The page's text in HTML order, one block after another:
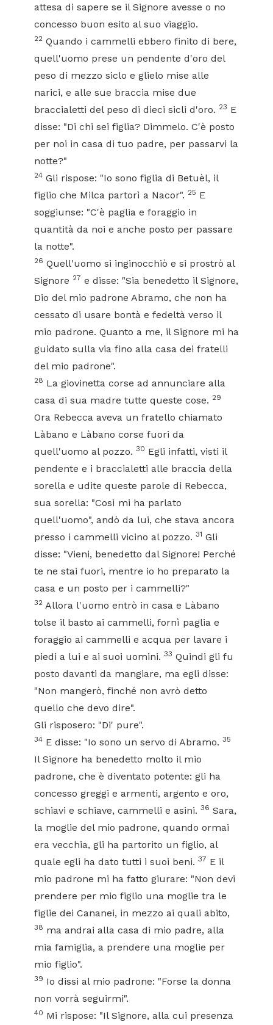
attesa di sapere se il Signore avesse o no
concesso buon esito al suo viaggio.
22 Quando i cammelli ebbero finito di bere,
quell'uomo prese un pendente d'oro del
peso di mezzo siclo e glielo mise alle
narici, e alle sue braccia mise due
braccialetti del peso di dieci sicli d'oro. 23 E
disse: "Di chi sei figlia? Dimmelo. C'è posto
per noi in casa di tuo padre, per passarvi la
notte?"
24 Gli rispose: "Io sono figlia di Betuèl, il
figlio che Milca partorì a Nacor". 25 E
soggiunse: "C'è paglia e foraggio in
quantità da noi e anche posto per passare
la notte".
26 Quell'uomo si inginocchiò e si prostrò al
Signore 27 e disse: "Sia benedetto il Signore,
Dio del mio padrone Abramo, che non ha
cessato di usare bontà e fedeltà verso il
mio padrone. Quanto a me, il Signore mi ha
guidato sulla via fino alla casa dei fratelli
del mio padrone".
28 La giovinetta corse ad annunciare alla
casa di sua madre tutte queste cose. 29
Ora Rebecca aveva un fratello chiamato
Làbano e Làbano corse fuori da
quell'uomo al pozzo. 30 Egli infatti, visti il
pendente e i braccialetti alle braccia della
sorella e udite queste parole di Rebecca,
sua sorella: "Così mi ha parlato
quell'uomo", andò da lui, che stava ancora
presso i cammelli vicino al pozzo. 31 Gli
disse: "Vieni, benedetto dal Signore! Perché
te ne stai fuori, mentre io ho preparato la
casa e un posto per i cammelli?"
32 Allora l'uomo entrò in casa e Làbano
tolse il basto ai cammelli, fornì paglia e
foraggio ai cammelli e acqua per lavare i
piedi a lui e ai suoi uomini. 33 Quindi gli fu
posto davanti da mangiare, ma egli disse:
"Non mangerò, finché non avrò detto
quello che devo dire".
Gli risposero: "Di' pure".
34 E disse: "Io sono un servo di Abramo. 35
Il Signore ha benedetto molto il mio
padrone, che è diventato potente: gli ha
concesso greggi e armenti, argento e oro,
schiavi e schiave, cammelli e asini. 36 Sara,
la moglie del mio padrone, quando ormai
era vecchia, gli ha partorito un figlio, al
quale egli ha dato tutti i suoi beni. 37 E il
mio padrone mi ha fatto giurare: "Non devi
prendere per mio figlio una moglie tra le
figlie dei Cananei, in mezzo ai quali abito,
38 ma andrai alla casa di mio padre, alla
mia famiglia, a prendere una moglie per
mio figlio".
39 Io dissi al mio padrone: "Forse la donna
non vorrà seguirmi".
40 Mi rispose: "Il Signore, alla cui presenza